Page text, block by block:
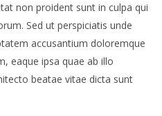
non proident sunt in culpa qui
Sed ut perspiciatis unde
accusantium doloremque
eaque ipsa quae ab illo
beatae vitae dicta sunt